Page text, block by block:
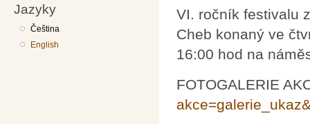
Jazyky
Čeština
English
VI. ročník festivalu
Cheb konaný ve
16:00 hod na
FOTOGALERIE